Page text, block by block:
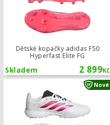
Dětské kopačky adidas F50
Hyperfast Elite FG
2 899Kč
Skladem
Nové